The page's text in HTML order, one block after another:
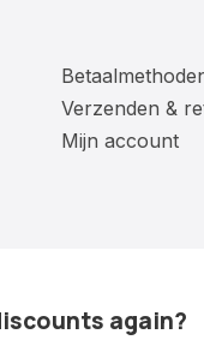
Verzenden &
Mijn account
again?